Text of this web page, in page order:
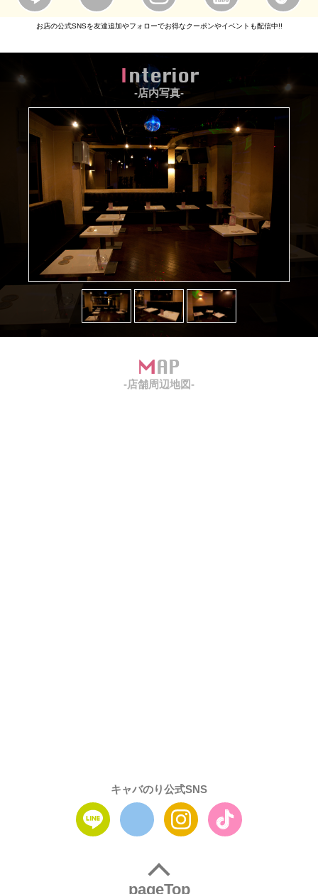
お店の公式SNSを友達追加やフォローでお得なクーポンやイベントも配信中!!
Interior
-店内写真-
MAP
-店舗周辺地図-
キャバのり公式SNS
pageTop